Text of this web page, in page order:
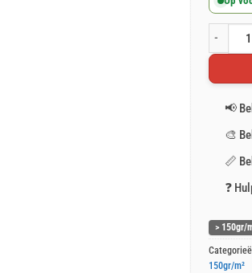
Wit
📢
🎨
📏
❓
> 150gr/
150gr/m²